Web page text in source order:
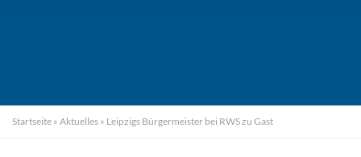
Startseite » Aktuelles » Leipzigs Bürgermeister bei RWS zu Gast